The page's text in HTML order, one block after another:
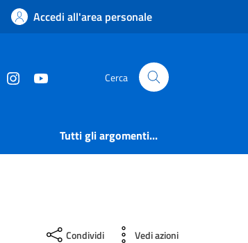
Accedi all'area personale
FacebookInstagram Cerca
Tutti gli argomenti...
Condividi Vedi azioni